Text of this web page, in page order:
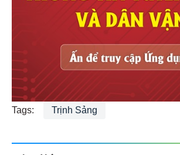
Tags: Trịnh Sảng